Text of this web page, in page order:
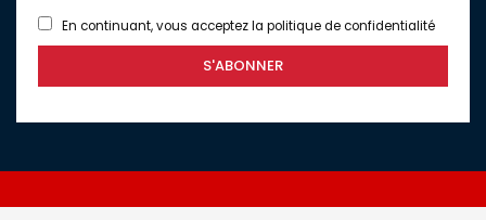
En continuant, vous acceptez la politique de confidentialité